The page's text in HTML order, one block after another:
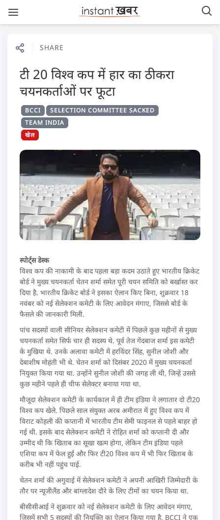
SHARE
टी 20 विश्व कप में हार का ठीकरा
चयनकर्ताओं पर फूटा
BCCI
SELECTION COMMITTEE SACKED
TEAM INDIA
खेल
स्पोर्ट्स डेस्क
विश्व कप की नाकामी के बाद पहला बड़ा कदम उठाते हुए भारतीय क्रिकेट
बोर्ड ने मुख्य चयनकर्ता चेतन शर्मा समेत पूरी चयन समिति को बर्खास्त कर
दिया है. भारतीय क्रिकेट बोर्ड ने इसका ऐलान किए बिना, शुक्रवार 18
नवंबर को नई सेलेक्शन कमेटी के लिए आवेदन मंगाए, जिससे बोर्ड के
फैसले की जानकारी मिली.
पांच सदस्यों वाली सीनियर सेलेक्शन कमेटी में पिछले कुछ महीनों से मुख्य
चयनकर्ता समेत सिर्फ चार ही सदस्य थे. पूर्व तेज गेंदबाज शर्मा इस कमेटी
के मुखिया थे. उनके अलावा कमेटी में हरविंदर सिंह, सुनील जोशी और
देबाशीष मोहंती भी थे. चेतन शर्मा को दिसंबर 2020 में मुख्य चयनकर्ता
नियुक्त किया गया था. उन्होंने सुनील जोशी की जगह ली थी, जिन्हें उससे
कुछ महीने पहले ही चीफ सेलेक्टर बनाया गया था.
मौजूदा सेलेक्शन कमेटी के कार्यकाल में ही टीम इंडिया ने लगातार दो टी20
विश्व कप खेले. पिछले साल संयुक्त अरब अमीरात में हुए विश्व कप में
विराट कोहली की कप्तानी में भारतीय टीम सेमी फाइनल से पहले बाहर हो
गई थी. इसके बाद सेलेक्शन कमेटी ने रोहित शर्मा को कप्तानी दी और
उम्मीद थी कि खिताब का सूखा खत्म होगा, लेकिन टीम इंडिया पहले
एशिया कप में फेल हुई और फिर टी20 विश्व कप में भी फिर खिताब के
करीब भी नहीं पहुंच पाई.
चेतन शर्मा की अगुवाई में सेलेक्शन कमेटी ने अपनी आखिरी जिम्मेदारी के
तौर पर न्यूजीलैंड और बांग्लादेश दौरे के लिए टीमों का चयन किया था.
बीसीसीआई ने शुक्रवार को नई सेलेक्शन कमेटी के लिए आवेदन मंगाए,
जिसमें सभी 5 सदस्यों की नियुक्ति का ऐलान किया गया है. BCCI ने एक